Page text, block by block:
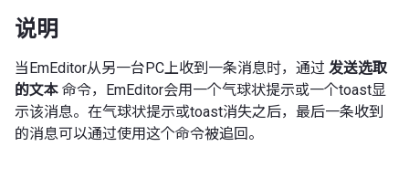
说明
当EmEditor从另一台PC上收到一条消息时，通过 发送选取
的文本 命令，EmEditor会用一个气球状提示或一个toast显
示该消息。在气球状提示或toast消失之后，最后一条收到
的消息可以通过使用这个命令被追回。